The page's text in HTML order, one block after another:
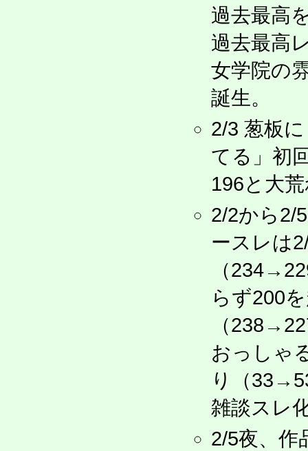
過去最高
過去最高
女学院の
誕生。
2/3 葱板
てる」初
196と大
2/2から2/
ースレは
（
らず200
（
おっしゃ
り（
雑談スレ
2/5夜、作